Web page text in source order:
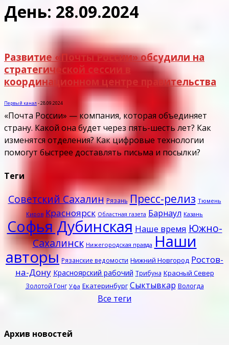
День: 28.09.2024
Развитие «Почты России» обсудили на
стратегической сессии в
координационном центре правительства
Первый канал -28.09.2024
«Почта России» — компания, которая объединяет
страну. Какой она будет через пять-шесть лет? Как
изменятся отделения? Как цифровые технологии
помогут быстрее доставлять письма и посылки?
Теги
Советский Сахалин Рязань Пресс-релиз Тюмень
Киров Красноярск Областная газета Барнаул Казань
Софья Дубинская Наше время Южно-
Сахалинск Нижегородская правда Наши
авторы Рязанские ведомости Нижний Новгород Ростов-
на-Дону Красноярский рабочий Трибуна Красный Север
Золотой Гонг Уфа Екатеринбург Сыктывкар Вологда
Все теги
Архив новостей